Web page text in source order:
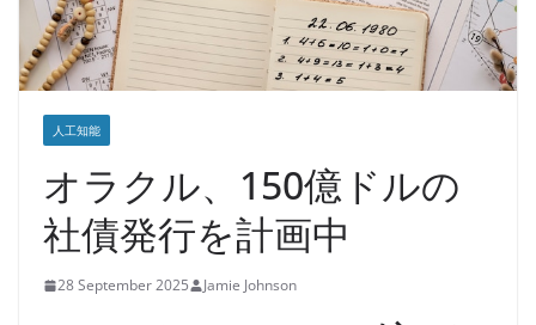
人工知能
オラクル、150億ドルの
社債発行を計画中
28 September 2025 Jamie Johnson